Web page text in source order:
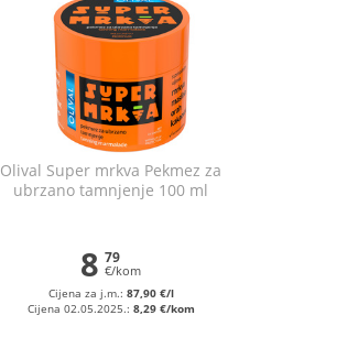
Olival Super mrkva Pekmez za
ubrzano tamnjenje 100 ml
8 79
€/kom
Cijena za j.m.: 87,90 €/l
Cijena 02.05.2025.: 8,29 €/kom